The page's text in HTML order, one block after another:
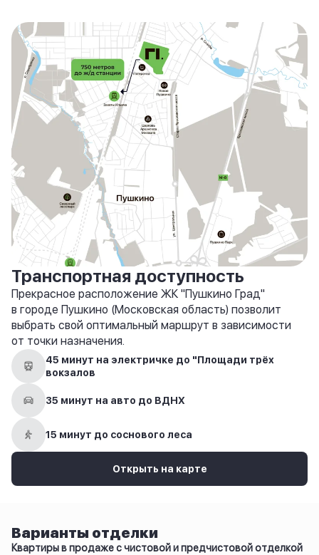
Транспортная доступность
Прекрасное расположение ЖК "Пушкино Град"
в городе Пушкино (Московская область) позволит
выбрать свой оптимальный маршрут в зависимости
от точки назначения.
45 минут на электричке до "Площади трёх
вокзалов
35 минут на авто до ВДНХ
15 минут до соснового леса
Открыть на карте
Варианты отделки
Квартиры в продаже с чистовой и предчистовой отделкой